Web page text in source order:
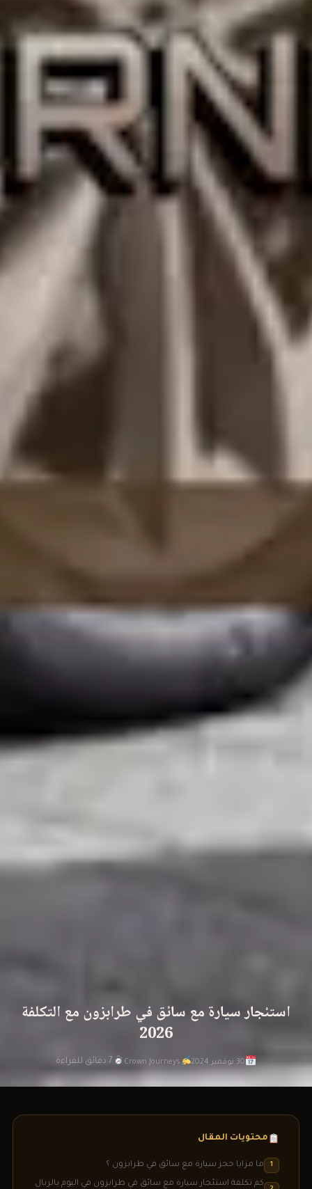
استئجار سيارة مع سائق في طرابزون مع التكلفة
2026
30 نوفمبر 2024 Crown Journeys 7 دقائق للقراءة
محتويات المقال
1 ما مزايا حجز سيارة مع سائق في طرابزون ؟
كم تكلفة استئجار سيارة مع سائق في طرابزون في اليوم بالريال